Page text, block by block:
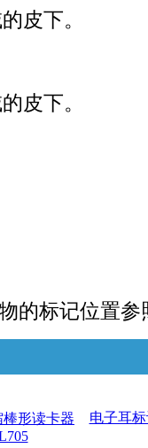
皮下。
皮下。
的标记位置参
形读卡器
电子耳